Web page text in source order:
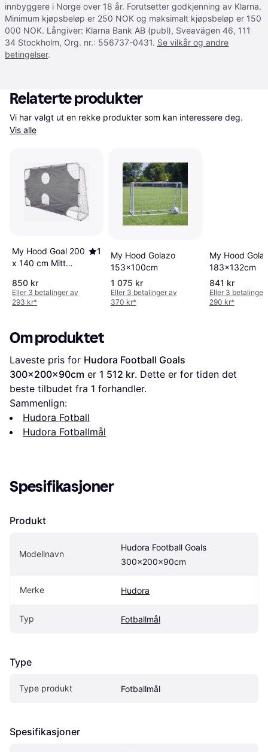
innbyggere i Norge over 18 år. Forutsetter godkjenning av Klarna.
Minimum kjøpsbeløp er 250 NOK og maksimalt kjøpsbeløp er 150
000 NOK. Långiver: Klarna Bank AB (publ), Sveavägen 46, 111
34 Stockholm, Org. nr.: 556737-0431. Se vilkår og andre
betingelser.
Relaterte produkter
Vis alle
My Hood Goal 200
x 140 cm Mitt
1
850 kr
Eller 3 betalinger av
293 kr*
My Hood Golazo
153x100cm
1 075 kr
Eller 3 betalinger av
370 kr*
My Hood
183x132cm
841 kr
Eller 3 betalinger
290 kr*
Om produktet
Laveste pris for Hudora Football Goals
300x200x90cm er 1 512 kr. Dette er for tiden det
beste tilbudet fra 1 forhandler.
Sammenlign:
Hudora Fotball
Hudora Fotballmål
Spesifikasjoner
Produkt
Modellnavn
Hudora Football Goals
300x200x90cm
Merke Hudora
Typ Fotballmål
Type
Type produkt Fotballmål
Spesifikasjoner